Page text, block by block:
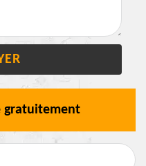
gratuitement